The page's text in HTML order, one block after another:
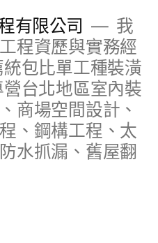
有限公司
我
程資歷與實務經
包比單工種裝潢
台北地區室內裝
商場空間設計、
、鋼構工程、太
水抓漏、舊屋翻